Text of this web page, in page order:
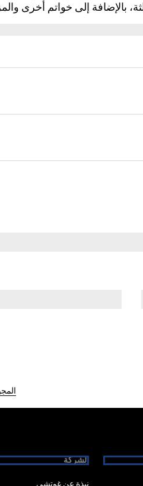
بالإضافة إلى خواتم أخرى
الشركة
نبذة عن غوتشي